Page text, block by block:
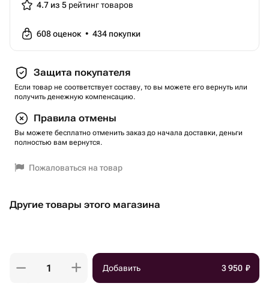
4.7 из 5 рейтинг товаров
608оценок • 434 покупки
Защита покупателя
Если товар не соответствует составу, то вы можете его вернуть или
получить денежную компенсацию.
Правила отмены
Вы можете бесплатно отменить заказ до начала доставки, деньги
полностью вам вернутся.
Пожаловаться на товар
Другие товары этого магазина
Добавить 3 950 ₽